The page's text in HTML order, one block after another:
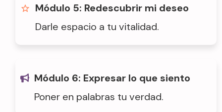
Módulo 5: Redescubrir mi deseo
Darle espacio a tu vitalidad.
Módulo 6: Expresar lo que siento
Poner en palabras tu verdad.